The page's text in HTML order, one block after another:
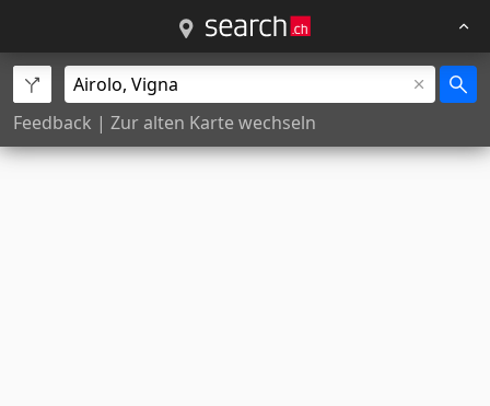
Feedback | Zur alten Karte wechseln